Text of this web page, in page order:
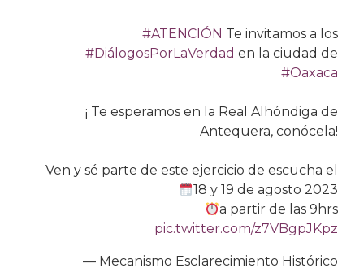
#ATENCIÓN Te invitamos a los
#DiálogosPorLaVerdad en la ciudad de
#Oaxaca
¡ Te esperamos en la Real Alhóndiga de
Antequera, conócela!
Ven y sé parte de este ejercicio de escucha el
18 y 19 de agosto 2023
a partir de las 9hrs
pic.twitter.com/z7VBgpJKpz
— Mecanismo Esclarecimiento Histórico